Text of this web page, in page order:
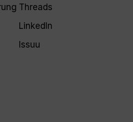
Threads
LinkedIn
Issuu